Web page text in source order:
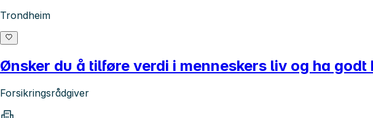
Trondheim
Ønsker du å tilføre verdi i menneskers liv og ha godt
Forsikringsrådgiver